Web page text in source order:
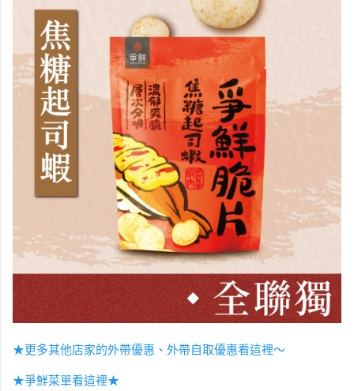
★更多其他店家的外帶優惠、外帶自取優惠看這裡～
★爭鮮菜單看這裡★